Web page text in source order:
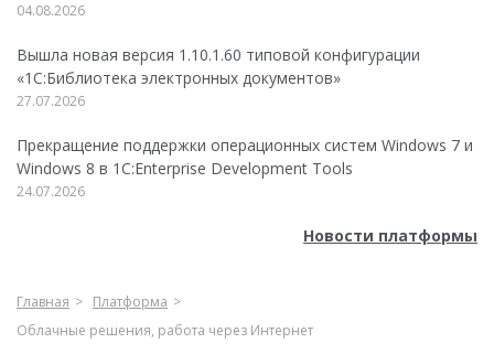
04.08.2026
Вышла новая версия 1.10.1.60 типовой конфигурации
«1С:Библиотека электронных документов»
27.07.2026
Прекращение поддержки операционных систем Windows 7 и
Windows 8 в 1C:Enterprise Development Tools
24.07.2026
Новости платформы
Главная
Платформа
Облачные решения, работа через Интернет